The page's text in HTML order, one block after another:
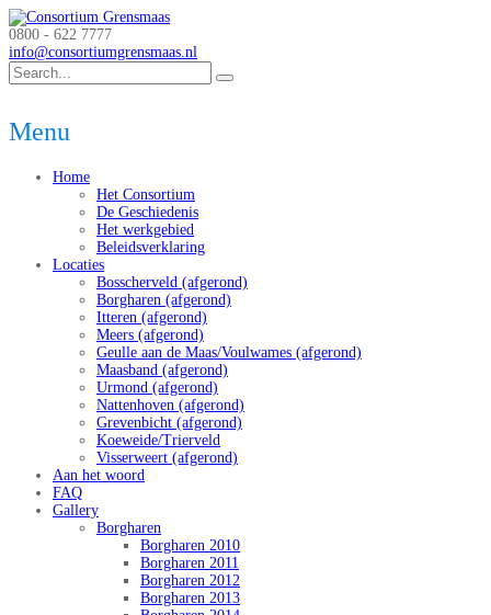
0800 - 622 7777
info@consortiumgrensmaas.nl
Menu
Home
Het Consortium
De Geschiedenis
Het werkgebied
Beleidsverklaring
Locaties
Bosscherveld (afgerond)
Borgharen (afgerond)
Itteren (afgerond)
Meers (afgerond)
Geulle aan de Maas/Voulwames (afgerond)
Maasband (afgerond)
Urmond (afgerond)
Nattenhoven (afgerond)
Grevenbicht (afgerond)
Koeweide/Trierveld
Visserweert (afgerond)
Aan het woord
FAQ
Gallery
Borgharen
Borgharen 2010
Borgharen 2011
Borgharen 2012
Borgharen 2013